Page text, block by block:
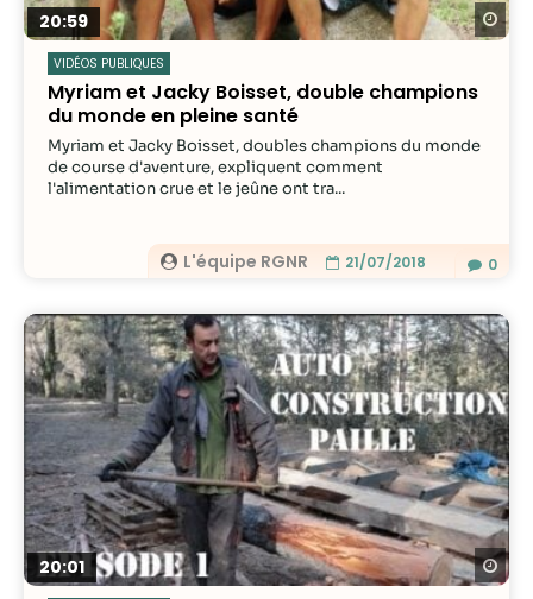
20:59
VIDÉOS PUBLIQUES
Myriam et Jacky Boisset, double champions
du monde en pleine santé
L'équipe RGNR 21/07/2018
Myriam et Jacky Boisset, doubles champions du monde
de course d'aventure, expliquent comment
l'alimentation crue et le jeûne ont tra...
0
20:01